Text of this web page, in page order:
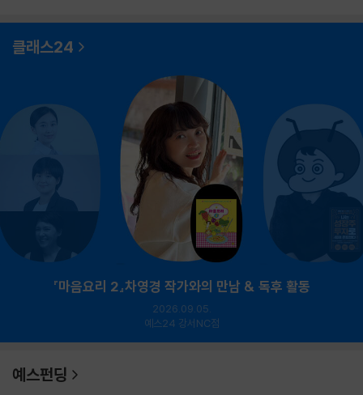
클래스24
『마음요리 2』차영경 작가와의 만남 & 독후 활동
2026.09.05.
예스24 강서NC점
예스펀딩